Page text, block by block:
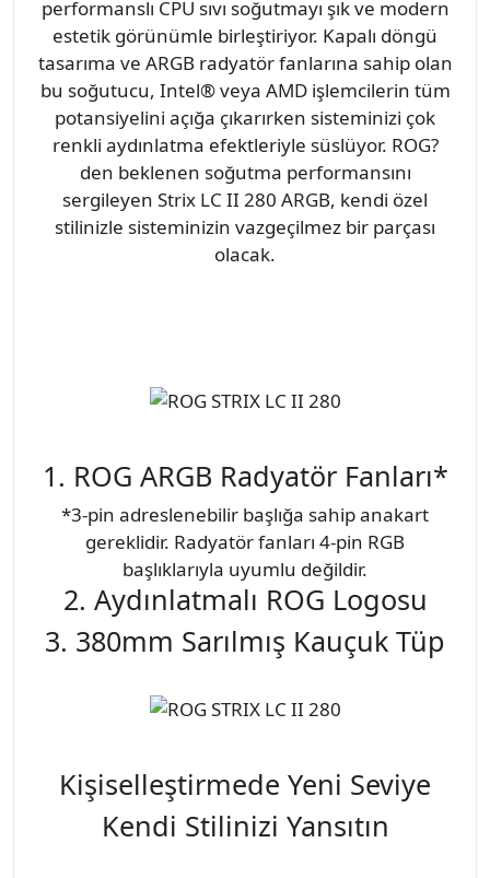
performanslı CPU sıvı soğutmayı şık ve modern
estetik görünümle birleştiriyor. Kapalı döngü
tasarıma ve ARGB radyatör fanlarına sahip olan
bu soğutucu, Intel® veya AMD işlemcilerin tüm
potansiyelini açığa çıkarırken sisteminizi çok
renkli aydınlatma efektleriyle süslüyor. ROG?
den beklenen soğutma performansını
sergileyen Strix LC II 280 ARGB, kendi özel
stilinizle sisteminizin vazgeçilmez bir parçası
olacak.
1. ROG ARGB Radyatör Fanları*
*3-pin adreslenebilir başlığa sahip anakart
gereklidir. Radyatör fanları 4-pin RGB
başlıklarıyla uyumlu değildir.
2. Aydınlatmalı ROG Logosu
3. 380mm Sarılmış Kauçuk Tüp
Kişiselleştirmede Yeni Seviye
Kendi Stilinizi Yansıtın